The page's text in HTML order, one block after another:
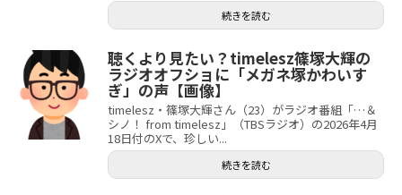
続きを読む
聴くより見たい？timelesz篠塚大輝の
ラジオオフショに「メガネ塚かわいす
ぎ」の声【画像】
timelesz・篠塚大輝さん（23）がラジオ番組「…＆
シノ！ from timelesz」（TBSラジオ）の2026年4月
18日付のXで、珍しい...
続きを読む